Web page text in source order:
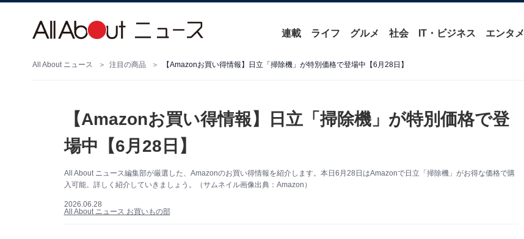
連載 ライフ グルメ 社会 IT・ビジネス エンタメ
All About ニュース 注目の商品 【Amazonお買い得情報】日立「掃除機」が特別価格で登場中【6月28日】
【Amazonお買い得情報】日立「掃除機」が特別価格で登
場中【6月28日】
All About ニュース編集部が厳選した、Amazonのお買い得情報を紹介します。本日6月28日はAmazonで日立「掃除機」がお得な価格で購
入可能。詳しく紹介していきましょう。（サムネイル画像出典：Amazon）
2026.06.28
All About ニュース お買いもの部